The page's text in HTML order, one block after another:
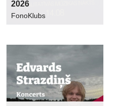
2026
FonoKlubs